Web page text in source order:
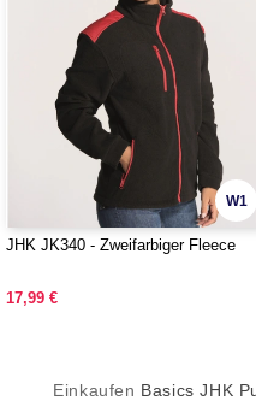
W1
JHK JK340 - Zweifarbiger Fleece
17,99 €
Einkaufen Basics JHK